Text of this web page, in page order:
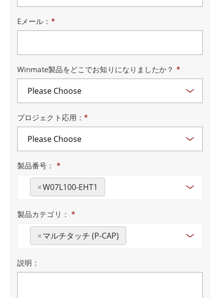
Eメール： *
Winmate製品をどこでお知りになりましたか？ *
プロジェクト応用： *
製品番号： *
×W07L100-EHT1
製品カテゴリ： *
×マルチタッチ (P-CAP)
説明：